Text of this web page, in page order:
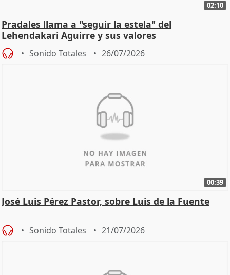
02:10
Pradales llama a "seguir la estela" del
Lehendakari Aguirre y sus valores
Sonido Totales 26/07/2026
00:39
José Luis Pérez Pastor, sobre Luis de la Fuente
Sonido Totales 21/07/2026